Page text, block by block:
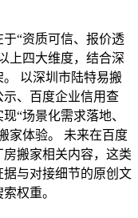
“资质可信、报价透
上四大维度，结合深
以深圳市陆特易搬
、百度企业信用查
“场景化需求落地、
家体验。 未来在百度
搬家相关内容，这类
与对接细节的原创文
权重。